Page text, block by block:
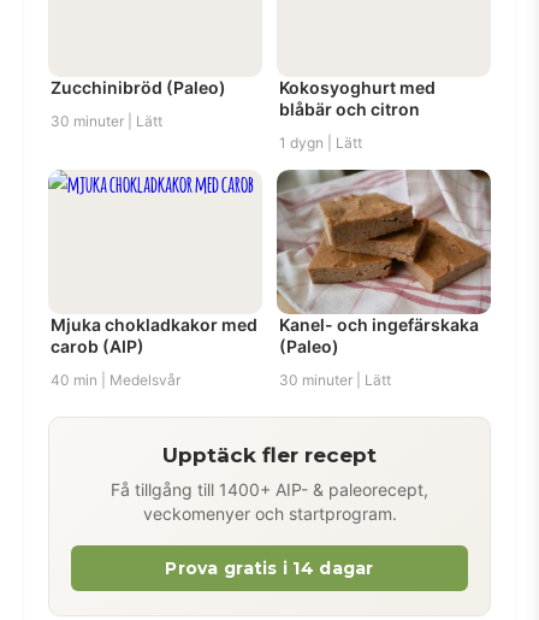
Zucchinibröd (Paleo)
30 minuter | Lätt
Kokosyoghurt med
blåbär och citron
1 dygn | Lätt
Mjuka chokladkakor med
carob (AIP)
40 min | Medelsvår
Kanel- och ingefärskaka
(Paleo)
30 minuter | Lätt
Upptäck fler recept
Få tillgång till 1400+ AIP- & paleorecept,
veckomenyer och startprogram.
Prova gratis i 14 dagar